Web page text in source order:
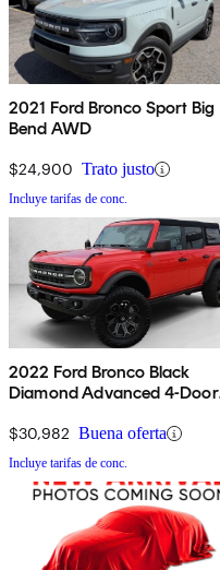
2021 Ford Bronco Sport Big
Bend AWD
$24,900 Trato justo
Incluye tarifas de conc.
2022 Ford Bronco Black
Diamond Advanced 4-Door
$30,982 Buena oferta
Incluye tarifas de conc.